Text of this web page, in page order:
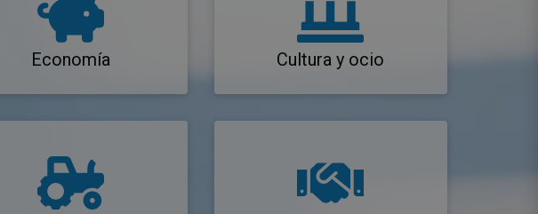
Economía Cultura y ocio